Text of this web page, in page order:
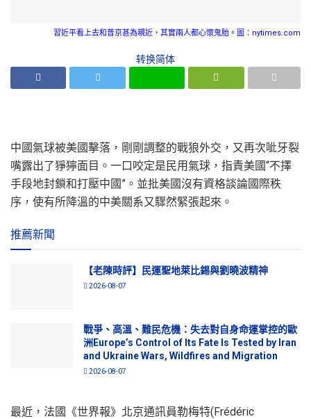
習近平看上去和普京甚為親近，其實兩人都心懷鬼胎。圖：nytimes.com
转换简体
中國氣球被美國擊落，剛剛調整的戰狼外交，又再次呲牙裂
嘴露出了猙獰面目。一口咬定是民用氣球，指責美國“不擇
手段地封鎖和打壓中國”。並批美國沒有資格談論國際秩
序，使有所降溫的中美關系又驟然緊張起來。
推薦新聞
【老陳時評】民運聖地萊比錫與劉曉波精神
2026-08-07
戰爭、高溫、難民危機：失去對自身命運掌控的歐
洲Europe’s Control of Its Fate Is Tested by Iran
and Ukraine Wars, Wildfires and Migration
2026-08-07
最近，法國《世界報》北京通訊員勒梅特(Frédéric